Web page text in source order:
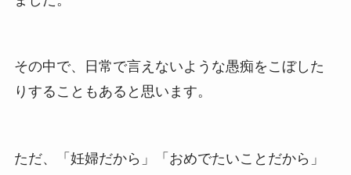
その中で、日常で言えないような愚痴をこぼした
りすることもあると思います。
ただ、「妊婦だから」「おめでたいことだから」